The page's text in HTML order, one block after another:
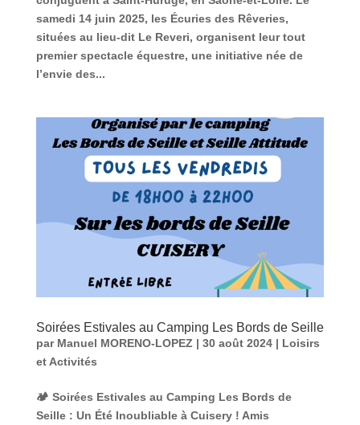
samedi 14 juin 2025, les Écuries des Rêveries,
situées au lieu-dit Le Reveri, organisent leur tout
premier spectacle équestre, une initiative née de
l’envie des...
Soirées Estivales au Camping Les Bords de Seille
par Manuel MORENO-LOPEZ | 30 août 2024| Loisirs
et Activités
🏕️ Soirées Estivales au Camping Les Bords de
Seille : Un Été Inoubliable à Cuisery ! Amis